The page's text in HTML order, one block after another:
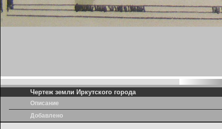
Чертеж земли Иркутского города
Описание
Добавлено